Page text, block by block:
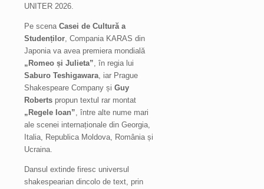
UNITER 2026.
Pe scena Casei de Cultură a
Studenților, Compania KARAS din
Japonia va avea premiera mondială
„Romeo și Julieta”, în regia lui
Saburo Teshigawara, iar Prague
Shakespeare Company și Guy
Roberts propun textul rar montat
„Regele Ioan”, între alte nume mari
ale scenei internaționale din Georgia,
Italia, Republica Moldova, România și
Ucraina.
Dansul extinde firesc universul
shakespearian dincolo de text, prin